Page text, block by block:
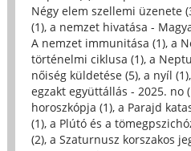
Négy elem szellemi üzenete
(1), a nemzet hivatása -
A nemzet immunitása (1), a
történelmi ciklusa (1), a
nőiség küldetése (5), a nyíl (1),
egzakt együttállás - 2025. no
horoszkópja (1), a Parajd
(1), a Plútó és a
(2), a Szaturnusz korszakos